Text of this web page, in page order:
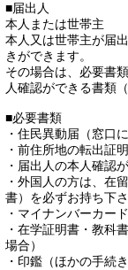
■届出人
本人または世帯主
本人又は世帯主が届
きができます。
その場合は、必要書
人確認ができる書類
■必要書類
・住民異動届（窓口
・前住所地の転出証
・届出人の本人確認
・外国人の方は、在
書）を必ずお持ち下さ
・マイナンバーカー
・在学証明書・教科
場合）
・印鑑（ほかの手続